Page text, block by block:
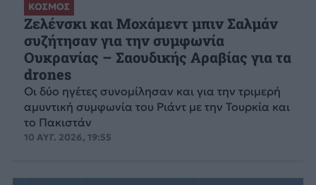
ΚΟΣΜΟΣ
Ζελένσκι και Μοχάμεντ μπιν Σαλμάν
συζήτησαν για την συμφωνία
Ουκρανίας – Σαουδικής Αραβίας για τα
drones
Οι δύο ηγέτες συνομίλησαν και για την τριμερή
αμυντική συμφωνία του Ριάντ με την Τουρκία και
το Πακιστάν
10 ΑΥΓ. 2026, 19:55